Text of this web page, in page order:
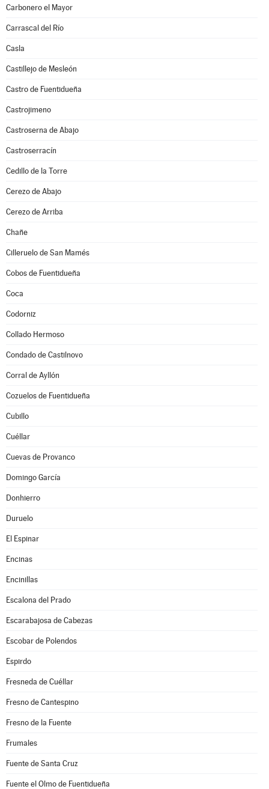
Carbonero el Mayor
Carrascal del Río
Casla
Castillejo de Mesleón
Castro de Fuentidueña
Castrojimeno
Castroserna de Abajo
Castroserracín
Cedillo de la Torre
Cerezo de Abajo
Cerezo de Arriba
Chañe
Cilleruelo de San Mamés
Cobos de Fuentidueña
Coca
Codorniz
Collado Hermoso
Condado de Castilnovo
Corral de Ayllón
Cozuelos de Fuentidueña
Cubillo
Cuéllar
Cuevas de Provanco
Domingo García
Donhierro
Duruelo
El Espinar
Encinas
Encinillas
Escalona del Prado
Escarabajosa de Cabezas
Escobar de Polendos
Espirdo
Fresneda de Cuéllar
Fresno de Cantespino
Fresno de la Fuente
Frumales
Fuente de Santa Cruz
Fuente el Olmo de Fuentidueña